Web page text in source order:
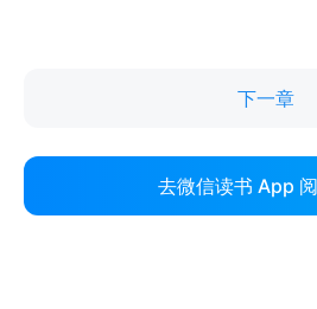
下一章
去微信读书 App